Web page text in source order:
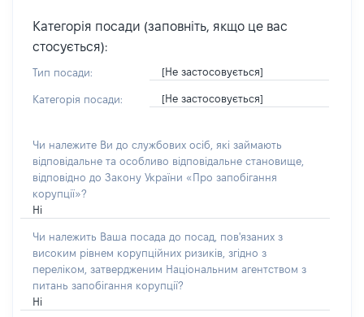
Категорія посади (заповніть, якщо це вас
стосується):
Тип посади: [Не застосовується]
Категорія посади: [Не застосовується]
Чи належите Ви до службових осіб, які займають
відповідальне та особливо відповідальне становище,
відповідно до Закону України «Про запобігання
корупції»?
Ні
Чи належить Ваша посада до посад, пов'язаних з
високим рівнем корупційних ризиків, згідно з
переліком, затвердженим Національним агентством з
питань запобігання корупції?
Ні